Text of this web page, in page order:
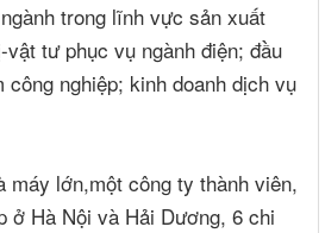
trong lĩnh vực sản xuất
tư phục vụ ngành điện; đầu
nghiệp; kinh doanh dịch vụ
máy lớn,một công ty thành viên,
ở Hà Nội và Hải Dương, 6 chi